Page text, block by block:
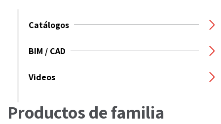
Catálogos
BIM / CAD
Videos
Productos de familia